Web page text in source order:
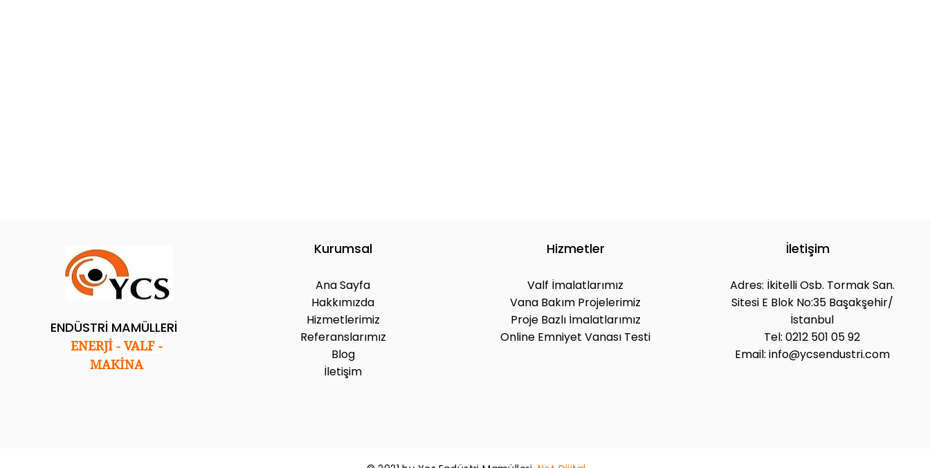
ENDÜSTRİ MAMÜLLERİ
ENERJİ - VALF -
MAKİNA
Kurumsal
Ana Sayfa
Hakkımızda
Hizmetlerimiz
Referanslarımız
Blog
İletişim
Hizmetler
Valf İmalatlarımız
Vana Bakım Projelerimiz
Proje Bazlı İmalatlarımız
Online Emniyet Vanası Testi
İletişim
Adres: İkitelli Osb. Tormak San.
Sitesi E Blok No:35 Başakşehir/
İstanbul
Tel: 0212 501 05 92
Email: info@ycsendustri.com